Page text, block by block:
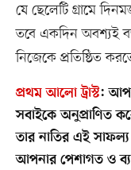
যে ছেলেটি গ্রামে
তবে একদিন অবশ্যই
নিজেকে প্রতিষ্ঠিত
প্রথম আলো ট্রাস্ট:
সবাইকে অনুপ্রাণিত
তার নাতির এই
আপনার পেশাগত ও